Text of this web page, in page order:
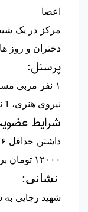
دختران و روز
پرسنل:
نیروی هنری، 1 نفر خدمات
شرایط
۱۲۰۰۰ تومان برای عضویت در مرکز حقیقی
نشانی: